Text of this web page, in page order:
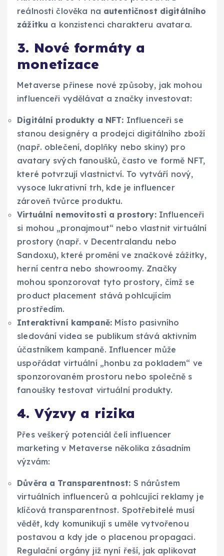
reálnosti člověka na autentičnost digitálního
zážitku a konzistenci charakteru avatara.
3. Nové formáty a
monetizace
Metaverse přinese nové způsoby, jak mohou
influenceři vydělávat a značky investovat:
Digitální produkty a NFT: Influenceři se
stanou designéry a prodejci digitálního zboží
(např. oblečení, doplňky nebo skiny) pro
avatary svých fanoušků, často ve formě NFT,
které potvrzují vlastnictví. To vytváří nový,
vysoce lukrativní trh, kde je influencer
zároveň tvůrce produktu.
Virtuální nemovitosti a prostory:Influenceři
si mohou „pronajmout“ nebo vlastnit virtuální
prostory (např. v Decentralandu nebo
Sandoxu), které promění ve značkové zážitky,
herní centra nebo showroomy. Značky
mohou sponzorovat tyto prostory, čímž se
product placement stává pohlcujícím
prostředím.
Interaktivní kampaně: Místo pasivního
sledování videa se publikum stává aktivním
účastníkem kampaně. Influencer může
uspořádat virtuální „honbu za pokladem“ ve
sponzorovaném prostoru nebo společně s
fanoušky testovat virtuální produkty.
4. Výzvy a rizika
Přes veškerý potenciál čelí influencer
marketing v Metaverse několika zásadním
výzvám:
Důvěra a Transparentnost: S nárůstem
virtuálních influencerů a pohlcující reklamy je
klíčová transparentnost. Spotřebitelé musí
vědět, kdy komunikují s uměle vytvořenou
postavou a kdy jde o placenou propagaci.
Regulační orgány již nyní řeší, jak aplikovat